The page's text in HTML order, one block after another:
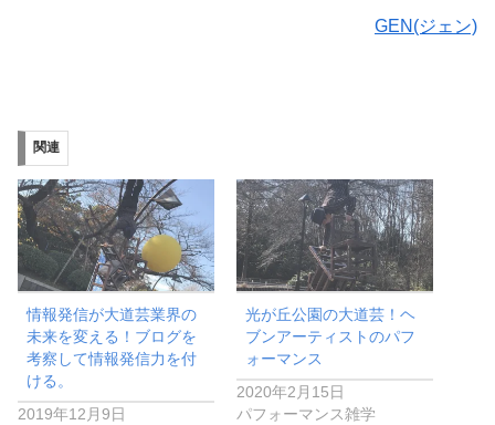
GEN(ジェン)
関連
情報発信が大道芸業界の
未来を変える！ブログを
考察して情報発信力を付
ける。
2019年12月9日
光が丘公園の大道芸！ヘ
ブンアーティストのパフ
ォーマンス
2020年2月15日
パフォーマンス雑学